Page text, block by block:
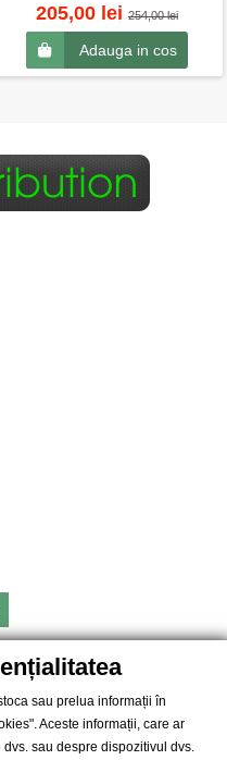
205,00 lei254,00 lei
Adauga in cos
- Magazin online cu Produse
RO14935035, Registrul
Str. Dimieni, nr. 7, Bucuresti,
sau prelua informații în
Aceste informații, care ar
sau despre dispozitivul dvs.